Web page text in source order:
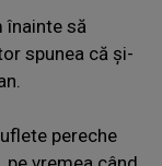
înainte să
spunea că și-
pereche